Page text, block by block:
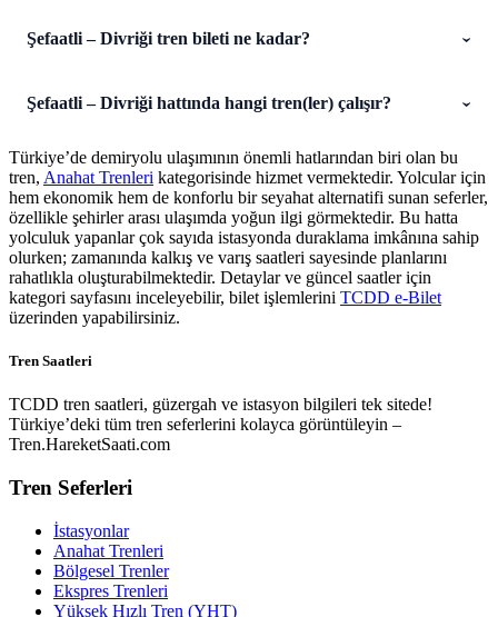
Şefaatli – Divriği tren bileti ne kadar?
Şefaatli – Divriği hattında hangi tren(ler) çalışır?
Türkiye’de demiryolu ulaşımının önemli hatlarından biri olan bu
tren, Anahat Trenleri kategorisinde hizmet vermektedir. Yolcular için
hem ekonomik hem de konforlu bir seyahat alternatifi sunan seferler,
özellikle şehirler arası ulaşımda yoğun ilgi görmektedir. Bu hatta
yolculuk yapanlar çok sayıda istasyonda duraklama imkânına sahip
olurken; zamanında kalkış ve varış saatleri sayesinde planlarını
rahatlıkla oluşturabilmektedir. Detaylar ve güncel saatler için
kategori sayfasını inceleyebilir, bilet işlemlerini TCDD e-Bilet
üzerinden yapabilirsiniz.
Tren Saatleri
TCDD tren saatleri, güzergah ve istasyon bilgileri tek sitede!
Türkiye’deki tüm tren seferlerini kolayca görüntüleyin –
Tren.HareketSaati.com
Tren Seferleri
İstasyonlar
Anahat Trenleri
Bölgesel Trenler
Ekspres Trenleri
Yüksek Hızlı Tren (YHT)